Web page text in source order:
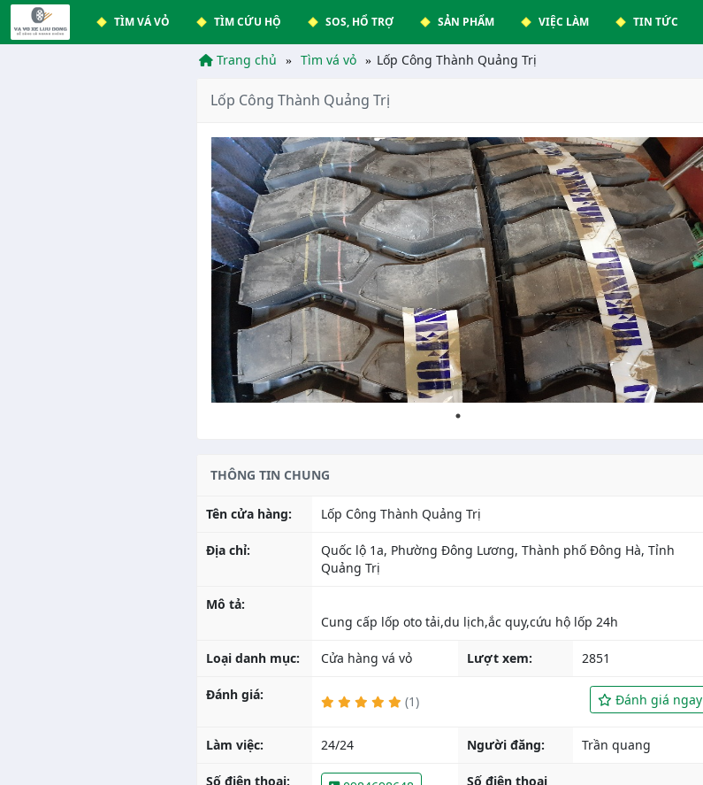
TÌM VÁ VỎ TÌM CỨU HỘ SOS, HỔ TRỢ SẢN PHẨM VIỆC LÀM TIN TỨC
Trang chủ Tìm vá vỏ Lốp Công Thành Quảng Trị
Lốp Công Thành Quảng Trị
THÔNG TIN CHUNG
Tên cửa hàng: Lốp Công Thành Quảng Trị
Địa chỉ:
Quốc lộ 1a, Phường Đông Lương, Thành phố Đông Hà, Tỉnh
Quảng Trị
Mô tả:
Loại danh mục: Cửa hàng vá vỏ Lượt xem: 2851
Đánh giá: (1) Đánh giá ngay
Làm việc: 24/24 Người đăng: Trần quang
Số điện thoại:
Số điện thoại